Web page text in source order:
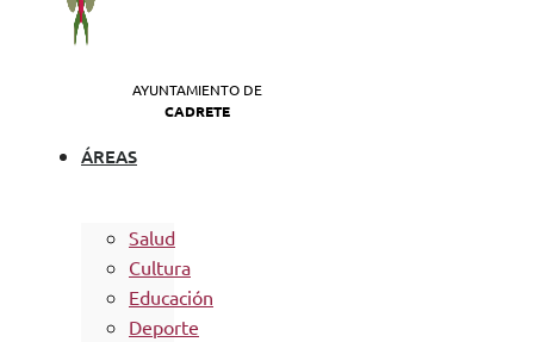
AYUNTAMIENTO DE
CADRETE
ÁREAS
Salud
Cultura
Educación
Deporte